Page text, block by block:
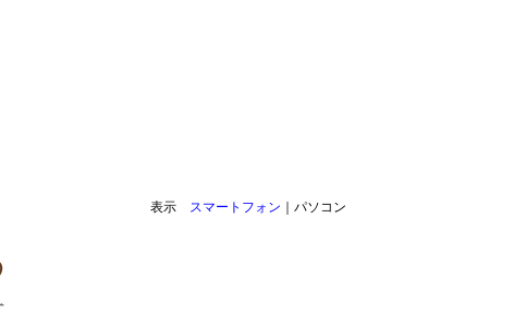
表示 スマートフォン ｜パソコン